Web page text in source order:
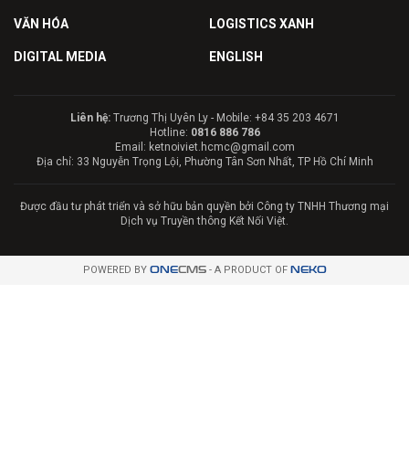
VĂN HÓA LOGISTICS XANH
DIGITAL MEDIA ENGLISH
Liên hệ:Trương Thị Uyên Ly - Mobile: +84 35 203 4671
Hotline: 0816 886 786
Email: ketnoiviet.hcmc@gmail.com
Địa chỉ: 33 Nguyễn Trọng Lội, Phường Tân Sơn Nhất, TP Hồ Chí Minh
Được đầu tư phát triển và sở hữu bản quyền bởi Công ty TNHH Thương mại
Dịch vụ Truyền thông Kết Nối Việt.
POWERED BY ONECMS- A PRODUCT OF NEKO